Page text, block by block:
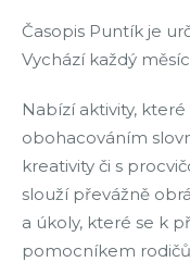
Časopis Puntík je
Vychází každý
Nabízí aktivity,
obohacováním
kreativity či s
slouží převážně
a úkoly, které se k
pomocníkem